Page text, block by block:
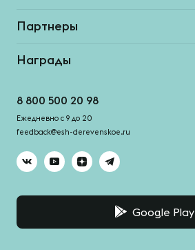
Партнеры
Награды
8 800 500 20 98
Ежедневно с 9 до 20
feedback@esh-derevenskoe.ru
Google Play